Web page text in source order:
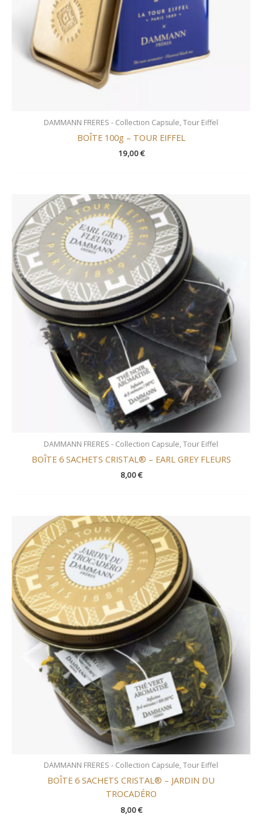
DAMMANN FRERES - Collection Capsule, Tour Eiffel
BOÎTE 100g – TOUR EIFFEL
19,00€
DAMMANN FRERES - Collection Capsule, Tour Eiffel
BOÎTE 6 SACHETS CRISTAL® – EARL GREY FLEURS
8,00€
DAMMANN FRERES - Collection Capsule, Tour Eiffel
BOÎTE 6 SACHETS CRISTAL® – JARDIN DU
TROCADÉRO
8,00€